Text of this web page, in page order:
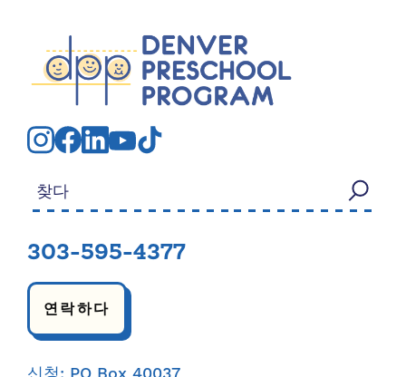
검색:
303-595-4377
연락하다